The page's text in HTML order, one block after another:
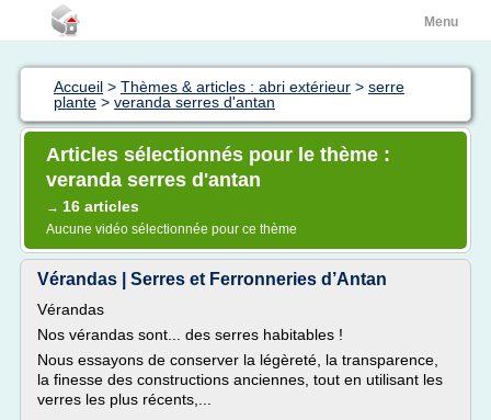
Menu
Accueil > Thèmes & articles : abri extérieur > serre
plante > veranda serres d'antan
Articles sélectionnés pour le thème :
veranda serres d'antan
→ 16 articles
Aucune vidéo sélectionnée pour ce thème
Vérandas | Serres et Fer­ron­ne­ries d’Antan
Vérandas
Nos vérandas sont... des serres habitables !
Nous essayons de conserver la légèreté, la transparence,
la finesse des constructions anciennes, tout en utilisant les
verres les plus récents,...